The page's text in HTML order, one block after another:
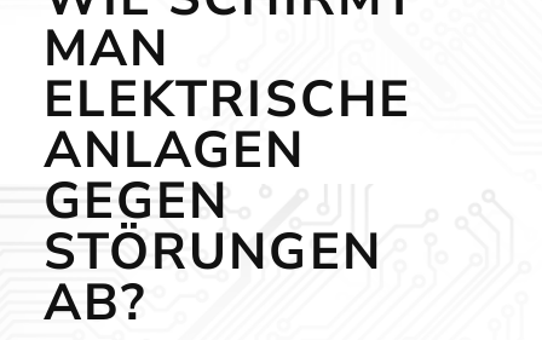
MAN
ELEKTRISCHE
ANLAGEN
GEGEN
STÖRUNGEN
AB?